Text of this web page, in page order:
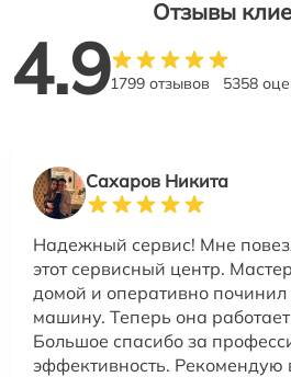
Отзывы
4.91799 отзывов 5358
Сахаров Никита
Надежный сервис! Мне
этот сервисный центр.
домой и оперативно
машину. Теперь она
Большое спасибо за
эффективность. Рекомендую